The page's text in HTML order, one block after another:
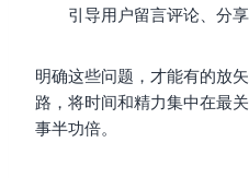
引导用户留言评论、分享
明确这些问题，才能有的放
路，将时间和精力集中在最
事半功倍。